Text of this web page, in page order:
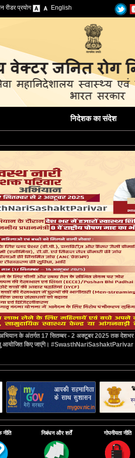
रीडर प्रयोग English
निदेशक का संदेश
के अंतर्गत 17 सितम्बर - 2 अक्टूबर 2025 तक देशभर
हेतु आयोजित किए जाएंगे। #SwasthNariSashaktParivar
नीति निबंधन और शर्तें गोपनीयता नीति